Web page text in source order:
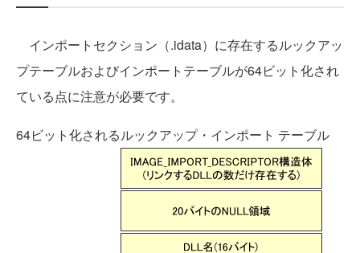
インポートセクション（.idata）に存在するルックアッ
プテーブルおよびインポートテーブルが64ビット化され
ている点に注意が必要です。
64ビット化されるルックアップ・インポート テーブル